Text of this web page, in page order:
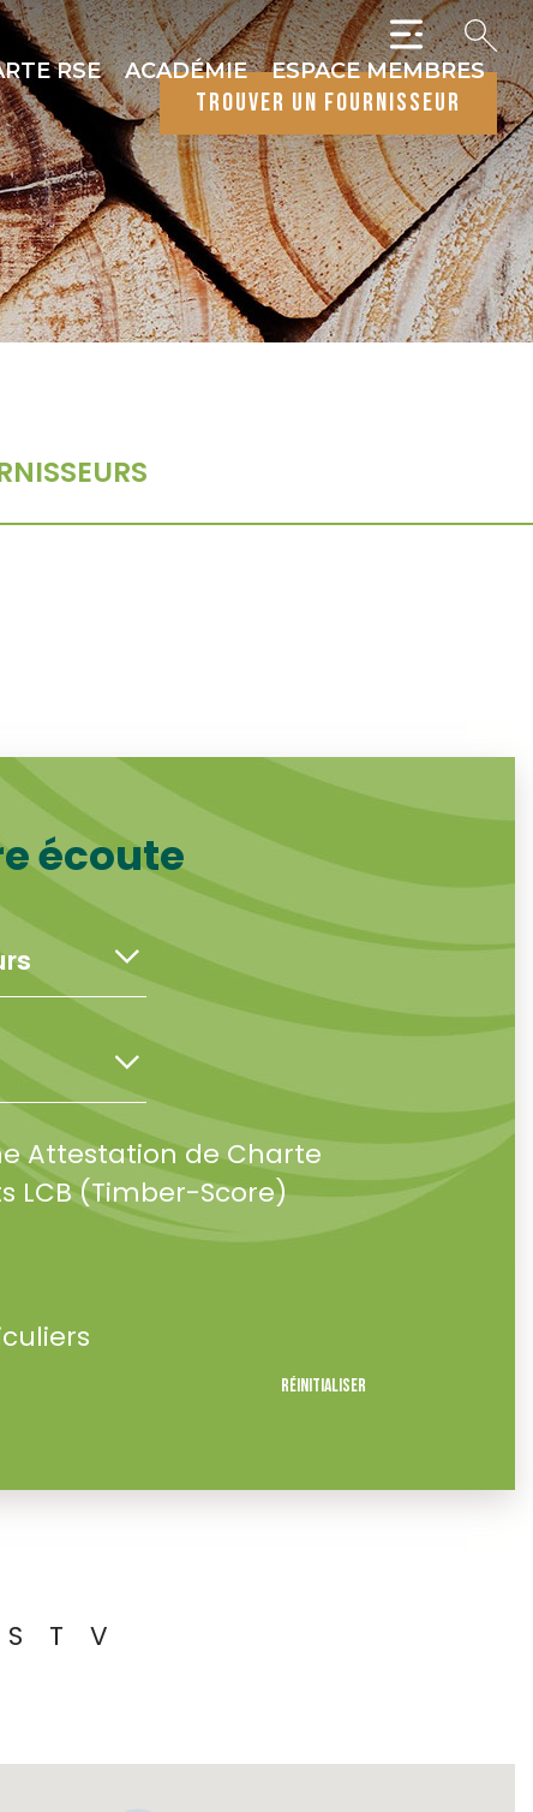
RSE ACADÉMIE ESPACE MEMBRES
trouver un fournisseur
écoute
Attestation de Charte
LCB (Timber-Score)
Réinitialiser
S T V